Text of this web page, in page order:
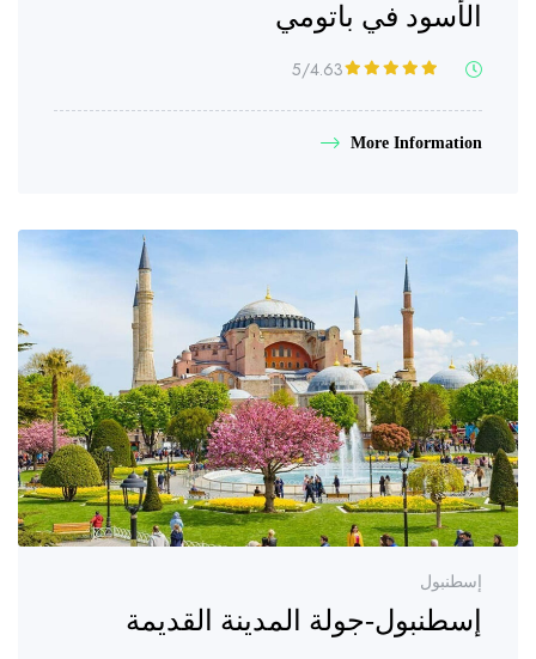
الأسود في باتومي
4.63
/5
More Information
إسطنبول
إسطنبول-جولة المدينة القديمة